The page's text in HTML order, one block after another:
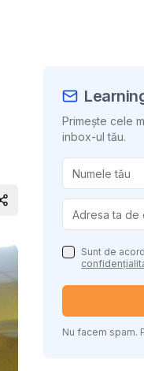
Distribuie conținutul
Primește cele
inbox-ul tău.
Sunt de
Nu facem spam.